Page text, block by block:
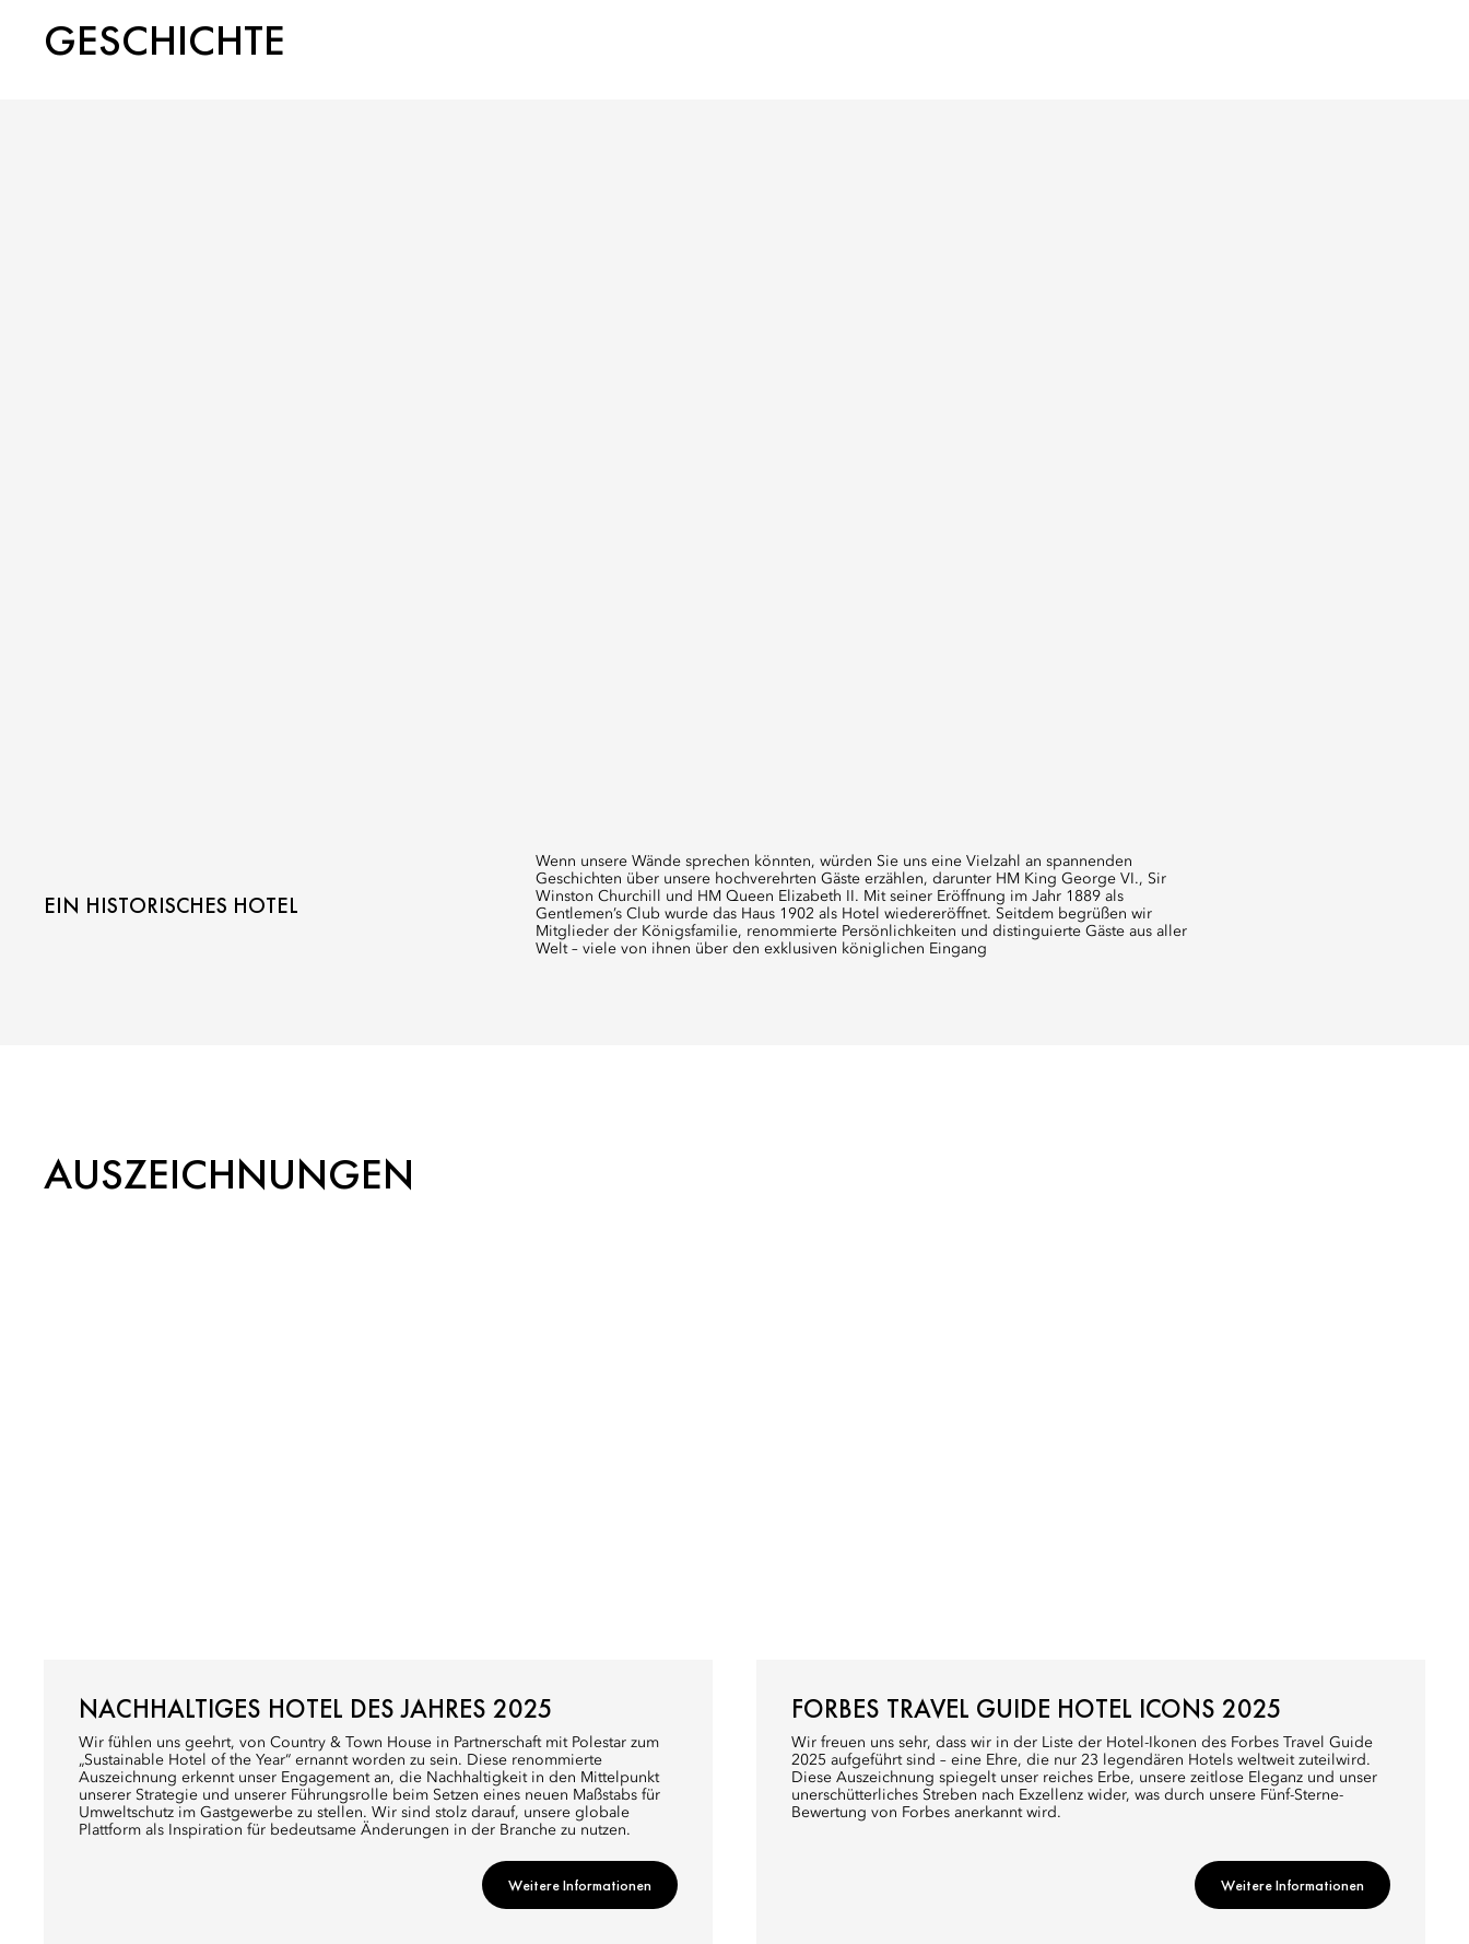
GESCHICHTE
EIN HISTORISCHES HOTEL
Wenn unsere Wände sprechen könnten, würden Sie uns eine Vielzahl an spannenden
Geschichten über unsere hochverehrten Gäste erzählen, darunter HM King George VI., Sir
Winston Churchill und HM Queen Elizabeth II. Mit seiner Eröffnung im Jahr 1889 als
Gentlemen’s Club wurde das Haus 1902 als Hotel wiedereröffnet. Seitdem begrüßen wir
Mitglieder der Königsfamilie, renommierte Persönlichkeiten und distinguierte Gäste aus aller
Welt – viele von ihnen über den exklusiven königlichen Eingang
AUSZEICHNUNGEN
NACHHALTIGES HOTEL DES JAHRES 2025
Wir fühlen uns geehrt, von Country & Town House in Partnerschaft mit Polestar zum
„Sustainable Hotel of the Year“ ernannt worden zu sein. Diese renommierte
Auszeichnung erkennt unser Engagement an, die Nachhaltigkeit in den Mittelpunkt
unserer Strategie und unserer Führungsrolle beim Setzen eines neuen Maßstabs für
Umweltschutz im Gastgewerbe zu stellen. Wir sind stolz darauf, unsere globale
Plattform als Inspiration für bedeutsame Änderungen in der Branche zu nutzen.
Weitere Informationen
FORBES TRAVEL GUIDE HOTEL ICONS 2025
Wir freuen uns sehr, dass wir in der Liste der Hotel-Ikonen des Forbes Travel Guide
2025 aufgeführt sind – eine Ehre, die nur 23 legendären Hotels weltweit zuteilwird.
Diese Auszeichnung spiegelt unser reiches Erbe, unsere zeitlose Eleganz und unser
unerschütterliches Streben nach Exzellenz wider, was durch unsere Fünf-Sterne-
Bewertung von Forbes anerkannt wird.
Weitere Informationen